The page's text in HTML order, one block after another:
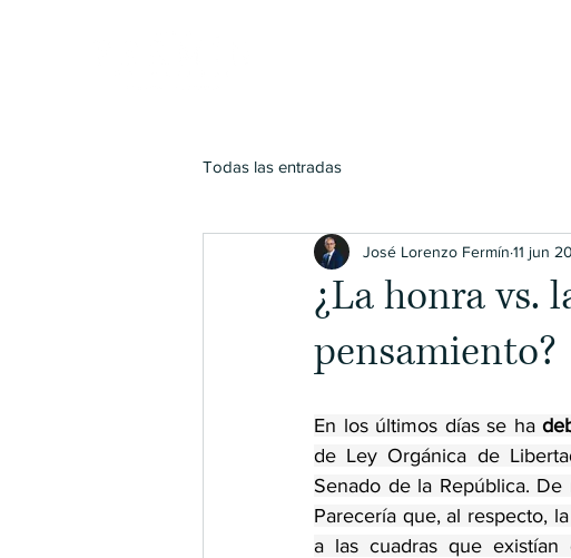
Todas las entradas
¿La honra vs.
pensamiento?
José Lorenzo Fermín 11 jun
En los últimos días se ha
de Ley Orgánica de
Senado de la República.
Parecería que, al respecto,
a las cuadras que